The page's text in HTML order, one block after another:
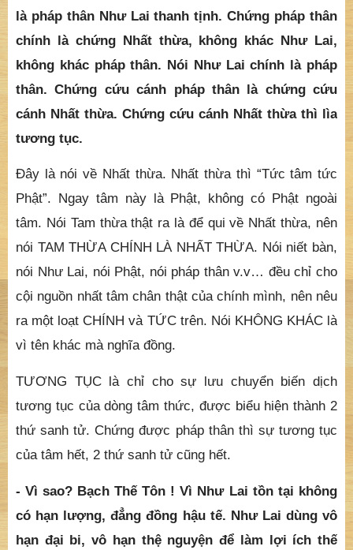
là pháp thân Như Lai thanh tịnh. Chứng pháp thân
chính là chứng Nhất thừa, không khác Như Lai,
không khác pháp thân. Nói Như Lai chính là pháp
thân. Chứng cứu cánh pháp thân là chứng cứu
cánh Nhất thừa. Chứng cứu cánh Nhất thừa thì lìa
tương tục.
Đây là nói về Nhất thừa. Nhất thừa thì “Tức tâm tức
Phật”. Ngay tâm này là Phật, không có Phật ngoài
tâm. Nói Tam thừa thật ra là để qui về Nhất thừa, nên
nói TAM THỪA CHÍNH LÀ NHẤT THỪA. Nói niết bàn,
nói Như Lai, nói Phật, nói pháp thân v.v… đều chỉ cho
cội nguồn nhất tâm chân thật của chính mình, nên nêu
ra một loạt CHÍNH và TỨC trên. Nói KHÔNG KHÁC là
vì tên khác mà nghĩa đồng.
TƯƠNG TỤC là chỉ cho sự lưu chuyển biến dịch
tương tục của dòng tâm thức, được biểu hiện thành 2
thứ sanh tử. Chứng được pháp thân thì sự tương tục
của tâm hết, 2 thứ sanh tử cũng hết.
- Vì sao? Bạch Thế Tôn ! Vì Như Lai tồn tại không
có hạn lượng, đẳng đồng hậu tế. Như Lai dùng vô
hạn đại bi, vô hạn thệ nguyện để làm lợi ích thế